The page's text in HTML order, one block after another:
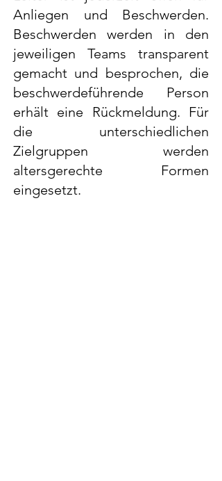
Anliegen und Beschwerden.
Beschwerden werden in den
jeweiligen Teams transparent
gemacht und besprochen, die
beschwerdeführende Person
erhält eine Rückmeldung. Für
die unterschiedlichen
Zielgruppen werden
altersgerechte Formen
eingesetzt.